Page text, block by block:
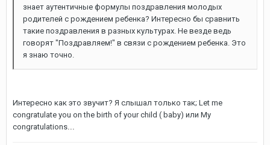
знает аутентичные формулы поздравления молодых
родителей с рождением ребенка? Интересно бы сравнить
такие поздравления в разных культурах. Не везде ведь
говорят "Поздравляем!" в связи с рождением ребенка. Это
я знаю точно.
Интересно как это звучит? Я слышал только так; Let me
congratulate you on the birth of your child ( baby) или My
congratulations...